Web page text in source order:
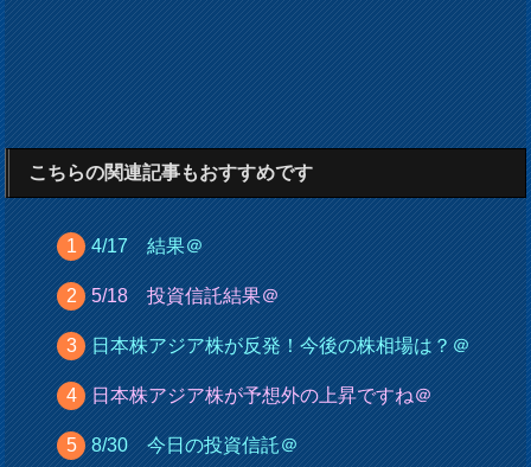
こちらの関連記事もおすすめです
4/17 結果＠
5/18 投資信託結果＠
日本株アジア株が反発！今後の株相場は？＠
日本株アジア株が予想外の上昇ですね＠
8/30 今日の投資信託＠